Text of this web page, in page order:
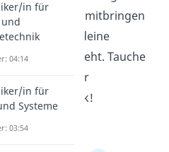
für den Beruf mitbringen
und wie deine
aussieht. Tauche
ein in die Welt der
in für
04:14
in für
Systeme
03:54